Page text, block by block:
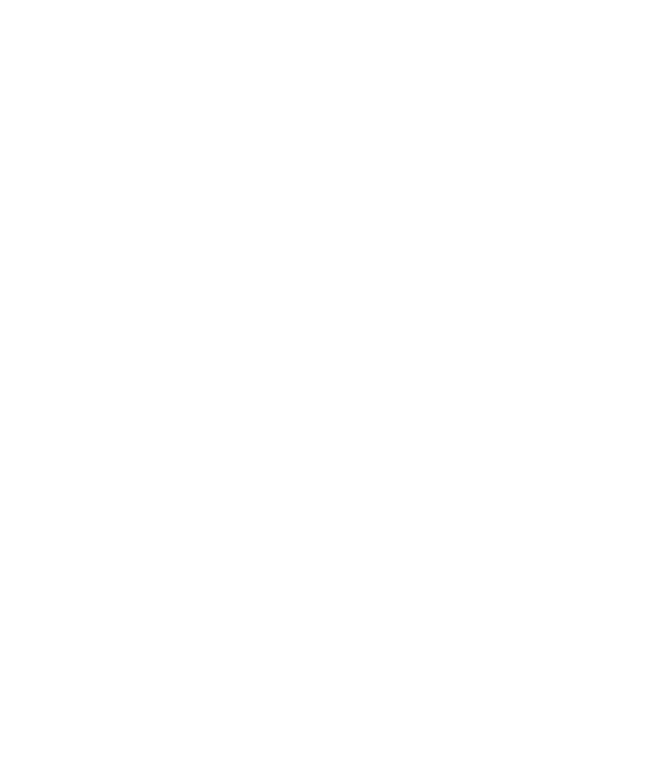
commercial
begun
However, he
“It’s possible
value … but in
have some
“But I’m
If the Czech
would have
Michl said
per cent [of
The central
Republic’s
equities, and
“We are
The Czech
address to
would
However,
abandon the
“Our
having an